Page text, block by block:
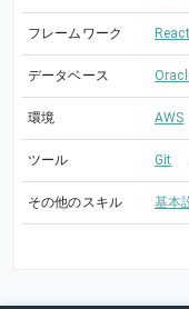
フレームワーク React
データベース
環境 AWS
ツール Git
その他のスキル 基本